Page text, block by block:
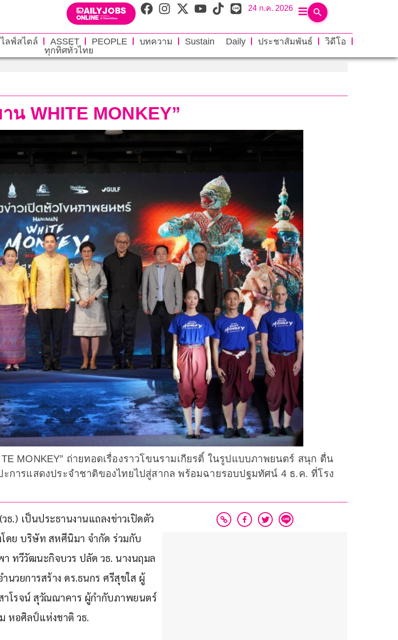
24 ก.ค. 2026
ไลฟ์สไตล์ ASSET PEOPLE บทความ Sustain Daily ประชาสัมพันธ์
วิดีโอ
ทุกทิศทั่วไทย
WHITE MONKEY”
MONKEY” ถ่ายทอดเรื่องราวโขนรามเกียรติ์ ในรูปแบบภาพยนตร์ สนุก ตื่น
การแสดงประจำชาติของไทยไปสู่สากล พร้อมฉายรอบปฐมทัศน์ 4 ธ.ค. ที่โรง
.) เป็นประธานงานแถลงข่าวเปิดตัว
ดย บริษัท สหศีนิมา จำกัด ร่วมกับ
ทวีวัฒนะกิจบวร ปลัด วธ. นางนฤมล
วยการสร้าง ดร.ธนกร ศรีสุขใส ผู้
โรจน์ สุวัณณาคาร ผู้กำกับภาพยนตร์
หอศิลป์แห่งชาติ วธ.